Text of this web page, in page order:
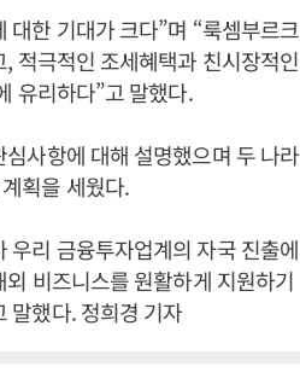
한 기대가 크다”며 “룩셈부르크
적극적인 조세혜택과 친시장적인
유리하다”고 말했다.
사항에 대해 설명했으며 두 나라
획을 세웠다.
우리 금융투자업계의 자국 진출에
비즈니스를 원활하게 지원하기
말했다. 정희경 기자